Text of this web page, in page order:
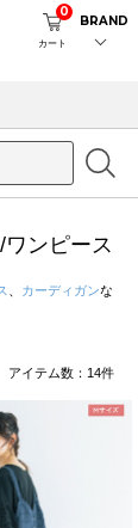
カート
0
BRAND
ンピース
カーディガンな
アイテム数： 14件